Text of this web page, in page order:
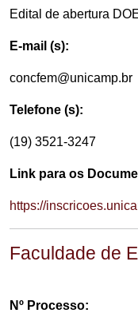
Edital de abertura
E-mail (s):
concfem@unicamp.br
Telefone (s):
(19) 3521-3247
Link para os
https://
Faculdade de
Nº Processo: